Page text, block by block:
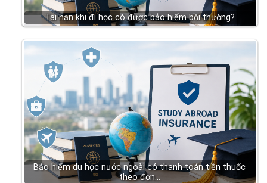
Tai nạn khi đi học có được bảo hiểm bồi thường?
Bảo hiểm du học nước ngoài có thanh toán tiền thuốc
theo đơn…